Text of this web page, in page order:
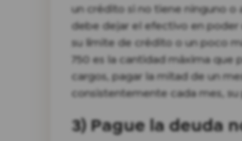
un crédito si no tiene ninguno o
debe dejar el efectivo en
su límite de crédito o un poco
750 es la cantidad máxima que
cargos, pagar la mitad de un
consistentemente cada mes,
3) Pague la deuda